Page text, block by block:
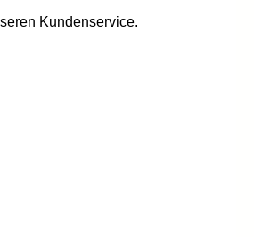
Kundenservice.